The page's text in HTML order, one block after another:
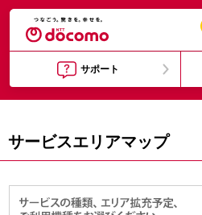
サポート
サービスエリアマップ